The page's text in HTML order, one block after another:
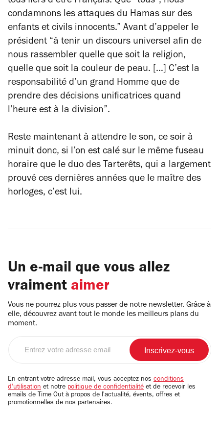
condamnons les attaques du Hamas sur des
enfants et civils innocents.” Avant d’appeler le
président “à tenir un discours universel afin de
nous rassembler quelle que soit la religion,
quelle que soit la couleur de peau. […] C’est la
responsabilité d’un grand Homme que de
prendre des décisions unificatrices quand
l’heure est à la division”.
Reste maintenant à attendre le son, ce soir à
minuit donc, si l’on est calé sur le même fuseau
horaire que le duo des Tarterêts, qui a largement
prouvé ces dernières années que le maître des
horloges, c’est lui.
Un e-mail que vous allez
vraiment aimer
Vous ne pourrez plus vous passer de notre newsletter. Grâce à
elle, découvrez avant tout le monde les meilleurs plans du
moment.
email
En entrant votre adresse mail, vous acceptez nos conditions
d'utilisation et notre politique de confidentialité et de recevoir les
emails de Time Out à propos de l'actualité, évents, offres et
promotionnelles de nos partenaires.